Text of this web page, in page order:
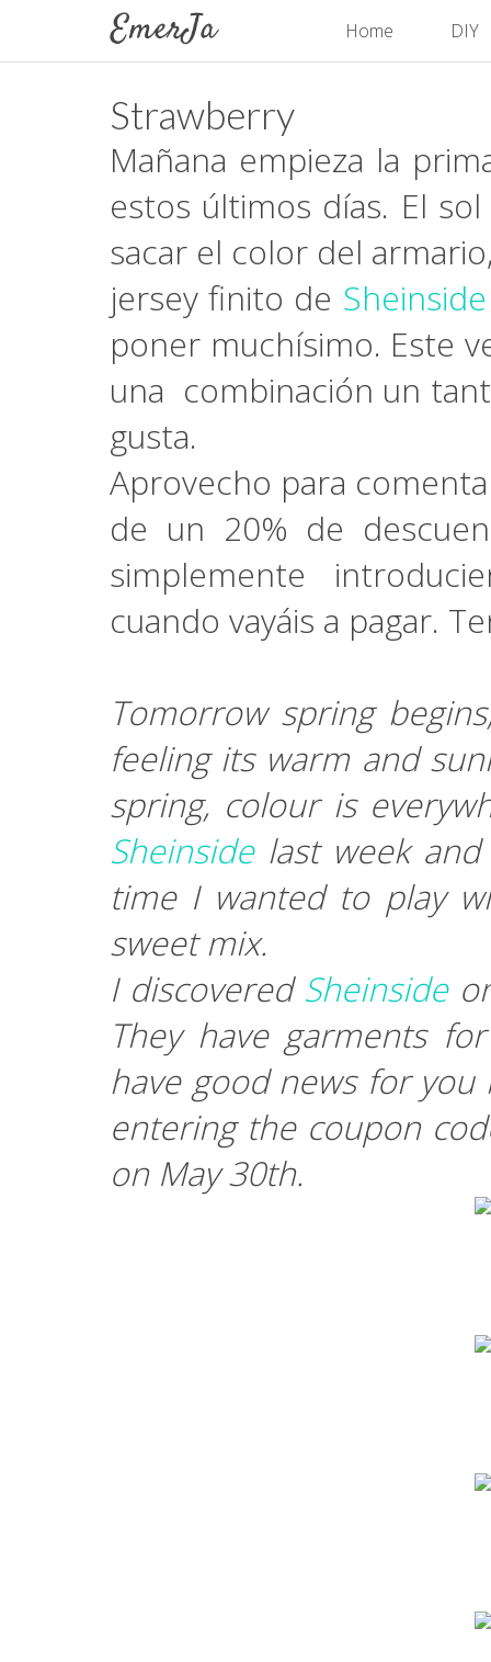
Home DIY
Strawberry
Mañana empieza la
estos últimos días. El
sacar el color del
jersey finito de Sheinside
poner muchísimo. Este
una combinación un
gusta.
Aprovecho para
de un 20% de
simplemente
cuando vayáis a pagar.
Tomorrow spring
feeling its warm and
spring, colour is
Sheinside last week
time I wanted to play
sweet mix.
I discovered Sheinside
They have garments
have good news for you
entering the coupon
on May 30th.